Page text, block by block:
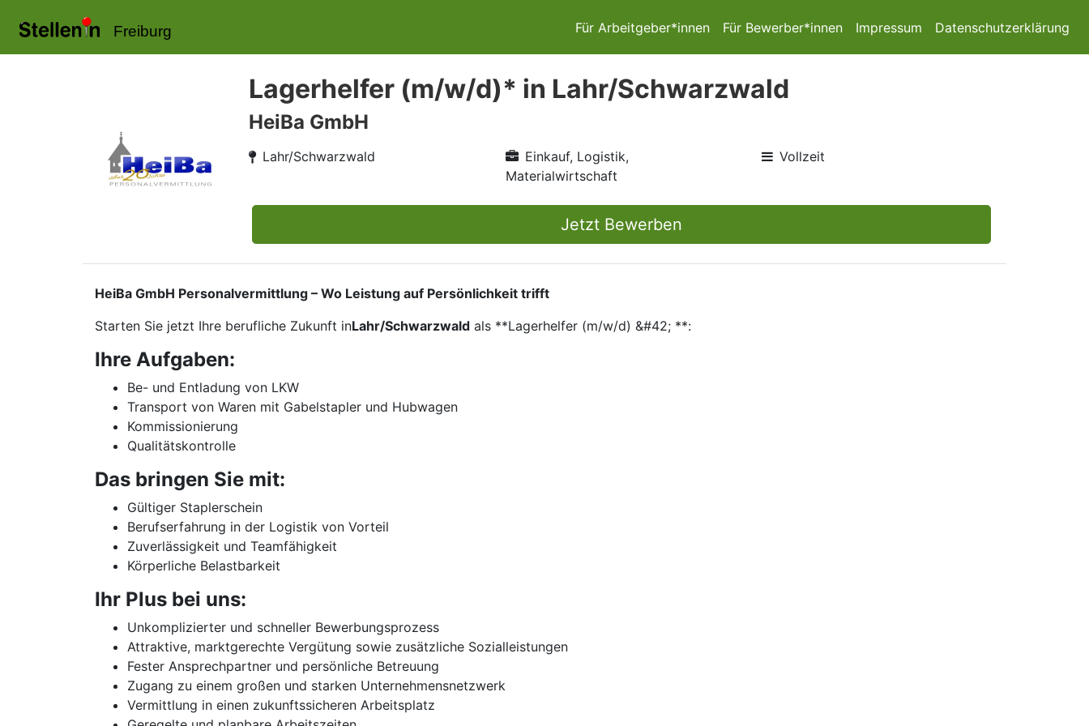
Freiburg Für Arbeitgeber*innen Für Bewerber*innen Impressum Datenschutzerklärung
Lagerhelfer (m/w/d)* in Lahr/Schwarzwald
HeiBa GmbH
Lahr/Schwarzwald
Einkauf, Logistik,
Materialwirtschaft
Vollzeit
Jetzt Bewerben
HeiBa GmbH Personalvermittlung – Wo Leistung auf Persönlichkeit trifft
Starten Sie jetzt Ihre berufliche Zukunft inLahr/Schwarzwald als **Lagerhelfer (m/w/d) &#42; **:
Ihre Aufgaben:
Be- und Entladung von LKW
Transport von Waren mit Gabelstapler und Hubwagen
Kommissionierung
Qualitätskontrolle
Das bringen Sie mit:
Gültiger Staplerschein
Berufserfahrung in der Logistik von Vorteil
Zuverlässigkeit und Teamfähigkeit
Körperliche Belastbarkeit
Ihr Plus bei uns:
Unkomplizierter und schneller Bewerbungsprozess
Attraktive, marktgerechte Vergütung sowie zusätzliche Sozialleistungen
Fester Ansprechpartner und persönliche Betreuung
Zugang zu einem großen und starken Unternehmensnetzwerk
Vermittlung in einen zukunftssicheren Arbeitsplatz